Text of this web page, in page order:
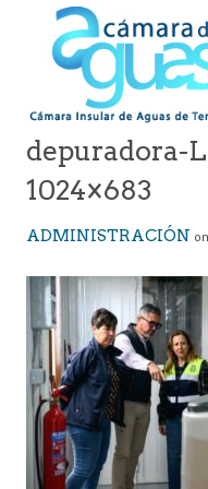
depuradora-
1024×683
ADMINISTRACIÓN